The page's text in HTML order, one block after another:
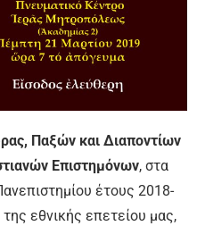
Παξών και Διαποντίων
Επιστημόνων, στα
έτους 2018-
εθνικής επετείου μας,